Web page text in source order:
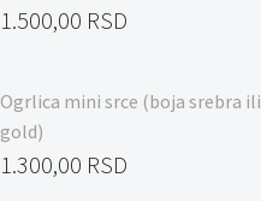
1.500,00 RSD
Ogrlica mini srce (boja srebra ili
gold)
1.300,00 RSD